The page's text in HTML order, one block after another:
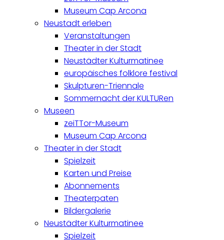
Museum Cap Arcona
Neustadt erleben
Veranstaltungen
Theater in der Stadt
Neustädter Kulturmatinee
europäisches folklore festival
Skulpturen-Triennale
Sommernacht der KULTURen
Museen
zeiTTor-Museum
Museum Cap Arcona
Theater in der Stadt
Spielzeit
Karten und Preise
Abonnements
Theaterpaten
Bildergalerie
Neustädter Kulturmatinee
Spielzeit